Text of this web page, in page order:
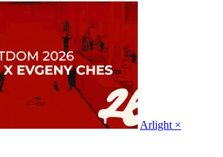
Arlight ×